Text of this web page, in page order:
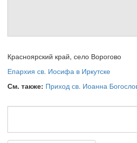
Отправить сообщение
Вход
Красноярский край, село Ворогово
Епархия св. Иосифа в Иркутске
См. также: Приход св. Иоанна